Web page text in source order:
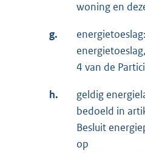
woning en
g.
4 van de
h.
geldig
bedoeld in
Besluit
op